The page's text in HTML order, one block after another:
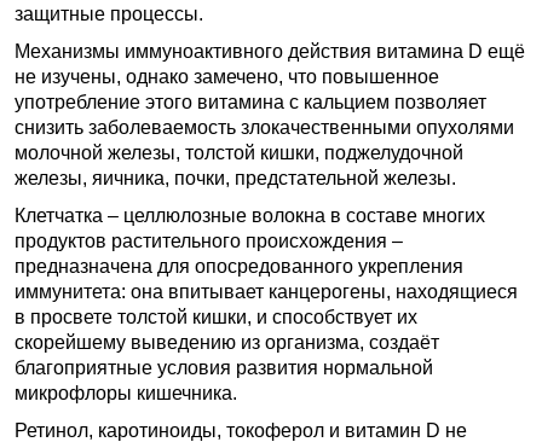
защитные процессы.
Механизмы иммуноактивного действия витамина D ещё
не изучены, однако замечено, что повышенное
употребление этого витамина с кальцием позволяет
снизить заболеваемость злокачественными опухолями
молочной железы, толстой кишки, поджелудочной
железы, яичника, почки, предстательной железы.
Клетчатка – целлюлозные волокна в составе многих
продуктов растительного происхождения –
предназначена для опосредованного укрепления
иммунитета: она впитывает канцерогены, находящиеся
в просвете толстой кишки, и способствует их
скорейшему выведению из организма, создаёт
благоприятные условия развития нормальной
микрофлоры кишечника.
Ретинол, каротиноиды, токоферол и витамин D не